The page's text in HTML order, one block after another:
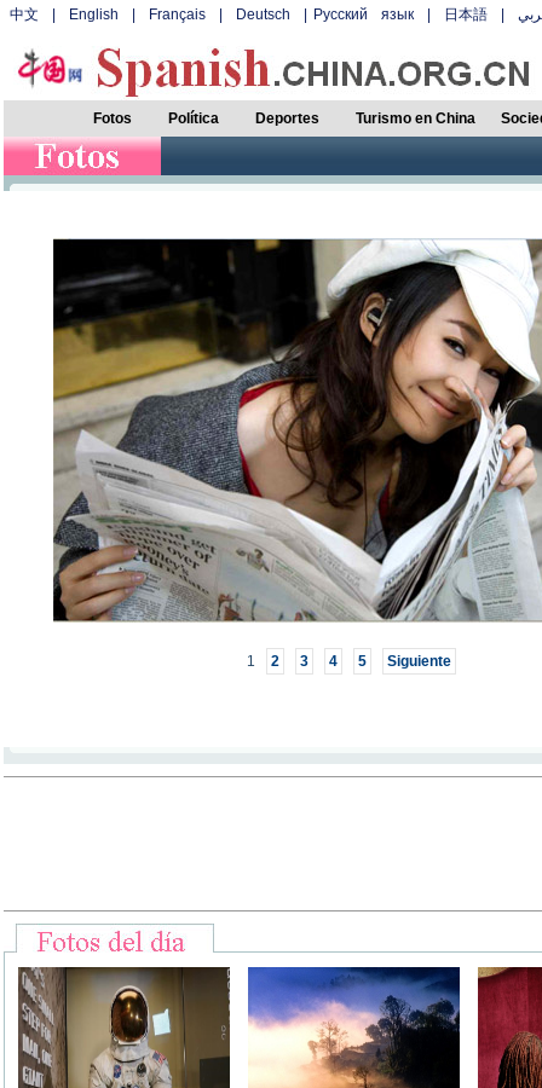
中文 English Français Deutsch Русский язык 日本語
Fotos Política Deportes Turismo en China
1 2 3 4 5 Siguiente